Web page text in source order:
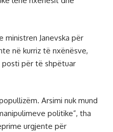
ministren Janevska për
në kurriz të nxënësve,
posti për të shpëtuar
Arsimi nuk mund
politike”, tha
urgjente për